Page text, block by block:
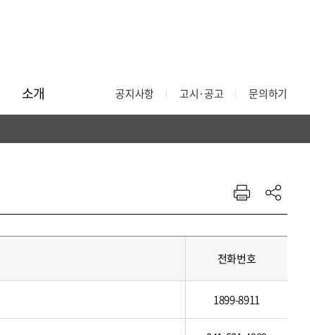
소개 공지사항 고시·공고 문의하기
전화번호
1899-8911